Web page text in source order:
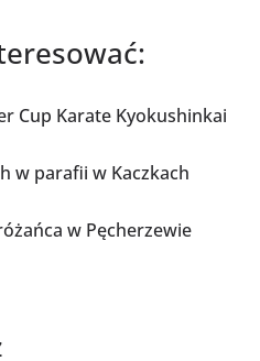
Cup Karate Kyokushinkai
w parafii w Kaczkach
w Pęcherzewie